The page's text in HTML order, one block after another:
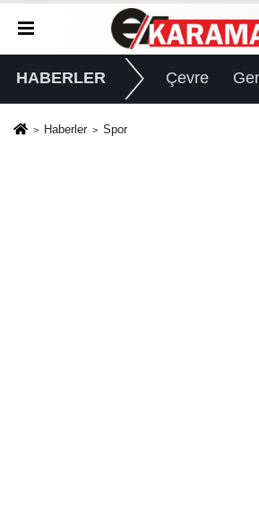
HABERLER Çevre
Haberler Spor